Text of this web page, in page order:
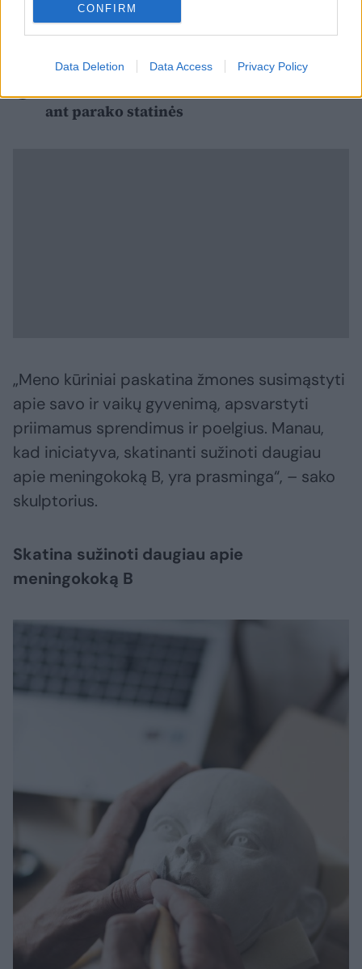
CONFIRM
Data Deletion Data Access Privacy Policy
leidžia kalbėti apie tai, kas nepatogu, sunku,
pavyzdžiui, apie mirtinas ir pavojingas ligas.
ant parako statinės
„Meno kūriniai paskatina žmones susimąstyti
apie savo ir vaikų gyvenimą, apsvarstyti
priimamus sprendimus ir poelgius. Manau,
kad iniciatyva, skatinanti sužinoti daugiau
apie meningokoką B, yra prasminga“, – sako
skulptorius.
Skatina sužinoti daugiau apie
meningokoką B